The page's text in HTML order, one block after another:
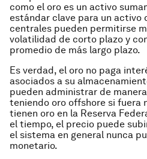
como el oro es un activo
estándar clave para un activo
centrales pueden permitirse
volatilidad de corto plazo y
promedio de más largo plazo.
Es verdad, el oro no paga
asociados a su
pueden administrar de
teniendo oro offshore si fuera
tienen oro en la Reserva
el tiempo, el precio puede
el sistema en general nunca
monetario.